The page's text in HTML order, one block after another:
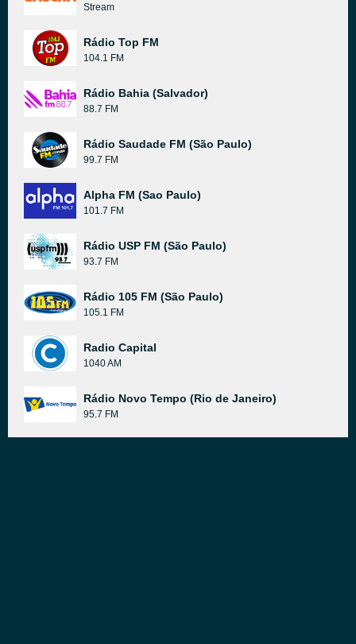
Stream
Rádio Top FM
104.1 FM
Rádio Bahia (Salvador)
88.7 FM
Rádio Saudade FM (São Paulo)
99.7 FM
Alpha FM (Sao Paulo)
101.7 FM
Rádio USP FM (São Paulo)
93.7 FM
Rádio 105 FM (São Paulo)
105.1 FM
Radio Capital
1040 AM
Rádio Novo Tempo (Rio de Janeiro)
95.7 FM